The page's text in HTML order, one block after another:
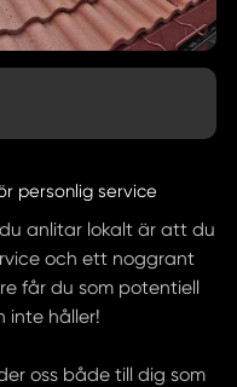
personlig service
anlitar lokalt är att du
och ett noggrant
får du som potentiell
inte håller!
oss både till dig som